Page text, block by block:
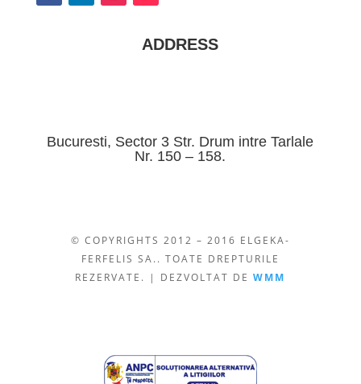
ADDRESS
Bucuresti, Sector 3 Str. Drum intre Tarlale
Nr. 150 – 158.
© COPYRIGHTS 2012 – 2016 ELGEKA-
FERFELIS SA.. TOATE DREPTURILE
REZERVATE. | DEZVOLTAT DEWMM